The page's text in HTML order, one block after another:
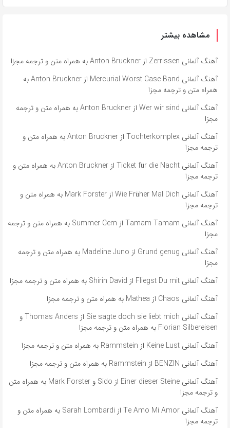
مشاهده بیشتر
آهنگ آلمانی Zerrissen از Anton Bruckner به همراه متن و ترجمه مجزا
آهنگ آلمانی Mercurial Worst Case Band از Anton Bruckner به
همراه متن و ترجمه مجزا
آهنگ آلمانی Wer wir sind از Anton Bruckner به همراه متن و ترجمه
مجزا
آهنگ آلمانی Tochterkomplex از Anton Bruckner به همراه متن و
ترجمه مجزا
آهنگ آلمانی Ticket für die Nacht از Anton Bruckner به همراه متن و
ترجمه مجزا
آهنگ آلمانی Wie Früher Mal Dich از Mark Forster به همراه متن و
ترجمه مجزا
آهنگ آلمانی ​​Tamam Tamam از Summer Cem به همراه متن و ترجمه
مجزا
آهنگ آلمانی ​​Grund genug از Madeline Juno به همراه متن و ترجمه
مجزا
آهنگ آلمانی Fliegst Du mit از Shirin David به همراه متن و ترجمه مجزا
آهنگ آلمانی Chaos از Mathea به همراه متن و ترجمه مجزا
آهنگ آلمانی ​​Sie sagte doch sie liebt mich از Thomas Anders و
Florian Silbereisen به همراه متن و ترجمه مجزا
آهنگ آلمانی Keine Lust از Rammstein به همراه متن و ترجمه مجزا
آهنگ آلمانی BENZIN از Rammstein به همراه متن و ترجمه مجزا
آهنگ آلمانی ​​Einer dieser Steine از Sido و Mark Forster به همراه متن
و ترجمه مجزا
آهنگ آلمانی ​​Te Amo Mi Amor از Sarah Lombardi به همراه متن و
ترجمه مجزا